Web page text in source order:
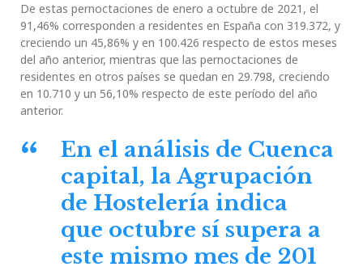
De estas pernoctaciones de enero a octubre de 2021, el
91,46% corresponden a residentes en España con 319.372, y
creciendo un 45,86% y en 100.426 respecto de estos meses
del año anterior, mientras que las pernoctaciones de
residentes en otros países se quedan en 29.798, creciendo
en 10.710 y un 56,10% respecto de este período del año
anterior.
En el análisis de Cuenca
capital, la Agrupación
de Hostelería indica
que octubre sí supera a
este mismo mes de 201